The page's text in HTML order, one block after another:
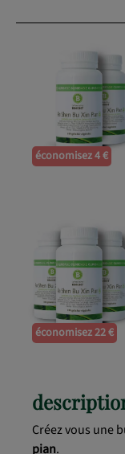
économisez 4 €
économisez 22 €
Créez vous une
pian.